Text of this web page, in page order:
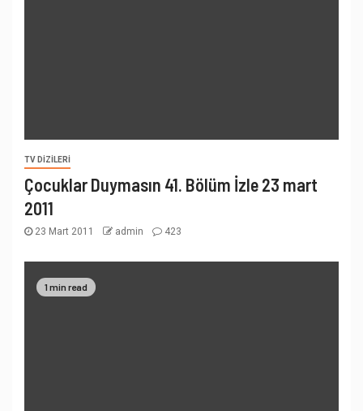
TV DIZILERI
Çocuklar Duymasın 41. Bölüm İzle 23 mart
2011
23 Mart 2011 admin 423
1 min read